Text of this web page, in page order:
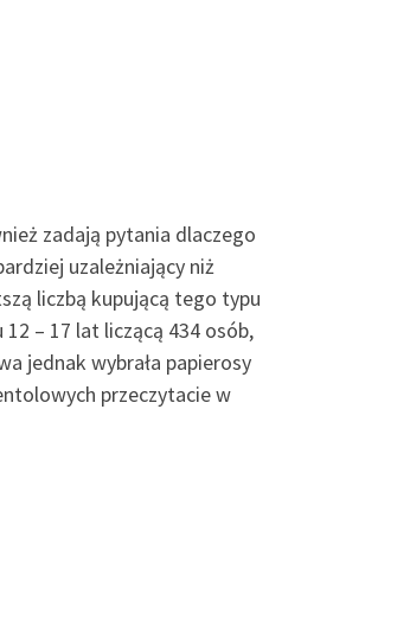
zadają pytania dlaczego
uzależniający niż
liczbą kupującą tego typu
– 17 lat liczącą 434 osób,
jednak wybrała papierosy
przeczytacie w